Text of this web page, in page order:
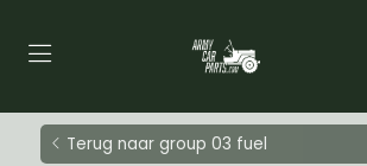
Terug naar group 03 fuel